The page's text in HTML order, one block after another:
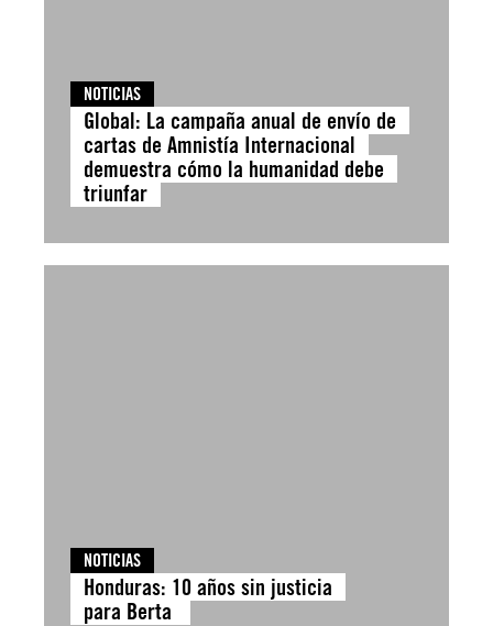
NOTICIAS
Global: La campaña anual de envío de
cartas de Amnistía Internacional
demuestra cómo la humanidad debe
triunfar
NOTICIAS
Honduras: 10 años sin justicia
para Berta